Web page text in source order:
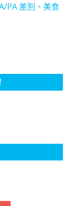
PA 差別、美食